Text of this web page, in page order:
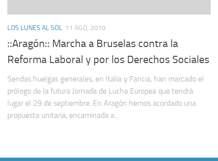
LOS LUNES AL SOL 11 AGO, 2010
::Aragón:: Marcha a Bruselas contra la
Reforma Laboral y por los Derechos Sociales
Sendas huelgas generales, en Italia y Fancia, han marcado el
prólogo de la futura Jornada de Lucha Europea que tendrá
lugar el 29 de septiembre. En Aragón hemos acordado una
propuesta unitaria, encaminada a...